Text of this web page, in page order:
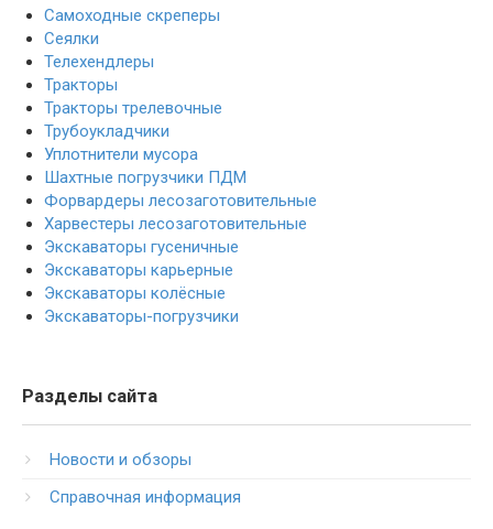
Самоходные скреперы
Сеялки
Телехендлеры
Тракторы
Тракторы трелевочные
Трубоукладчики
Уплотнители мусора
Шахтные погрузчики ПДМ
Форвардеры лесозаготовительные
Харвестеры лесозаготовительные
Экскаваторы гусеничные
Экскаваторы карьерные
Экскаваторы колёсные
Экскаваторы-погрузчики
Разделы сайта
Новости и обзоры
Справочная информация